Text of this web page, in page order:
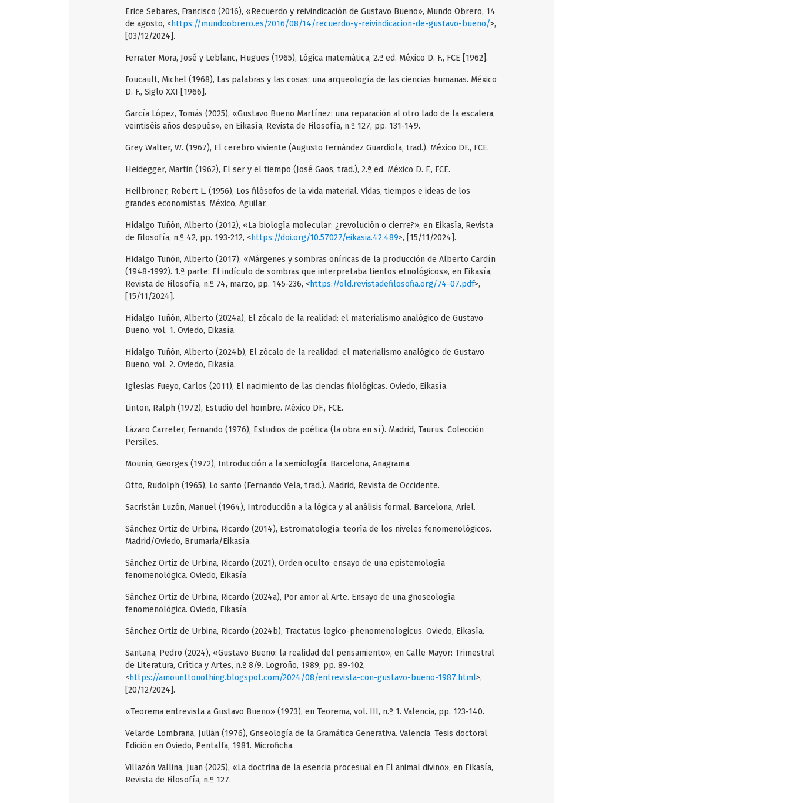
Erice Sebares, Francisco (2016), «Recuerdo y reivindicación de Gustavo Bueno», Mundo Obrero, 14
de agosto, <https://mundoobrero.es/2016/08/14/recuerdo-y-reivindicacion-de-gustavo-bueno/>,
[03/12/2024].
Ferrater Mora, José y Leblanc, Hugues (1965), Lógica matemática, 2.ª ed. México D. F., FCE [1962].
Foucault, Michel (1968), Las palabras y las cosas: una arqueología de las ciencias humanas. México
D. F., Siglo XXI [1966].
García López, Tomás (2025), «Gustavo Bueno Martínez: una reparación al otro lado de la escalera,
veintiséis años después», en Eikasía, Revista de Filosofía, n.º 127, pp. 131-149.
Grey Walter, W. (1967), El cerebro viviente (Augusto Fernández Guardiola, trad.). México DF., FCE.
Heidegger, Martin (1962), El ser y el tiempo (José Gaos, trad.), 2.ª ed. México D. F., FCE.
Heilbroner, Robert L. (1956), Los filósofos de la vida material. Vidas, tiempos e ideas de los
grandes economistas. México, Aguilar.
Hidalgo Tuñón, Alberto (2012), «La biología molecular: ¿revolución o cierre?», en Eikasía, Revista
de Filosofía, n.º 42, pp. 193-212, <https://doi.org/10.57027/eikasia.42.489>, [15/11/2024].
Hidalgo Tuñón, Alberto (2017), «Márgenes y sombras oníricas de la producción de Alberto Cardín
(1948-1992). 1.ª parte: El indículo de sombras que interpretaba tientos etnológicos», en Eikasía,
Revista de Filosofía, n.º 74, marzo, pp. 145-236, <https://old.revistadefilosofia.org/74-07.pdf>,
[15/11/2024].
Hidalgo Tuñón, Alberto (2024a), El zócalo de la realidad: el materialismo analógico de Gustavo
Bueno, vol. 1. Oviedo, Eikasía.
Hidalgo Tuñón, Alberto (2024b), El zócalo de la realidad: el materialismo analógico de Gustavo
Bueno, vol. 2. Oviedo, Eikasía.
Iglesias Fueyo, Carlos (2011), El nacimiento de las ciencias filológicas. Oviedo, Eikasía.
Linton, Ralph (1972), Estudio del hombre. México DF., FCE.
Lázaro Carreter, Fernando (1976), Estudios de poética (la obra en sí). Madrid, Taurus. Colección
Persiles.
Mounin, Georges (1972), Introducción a la semiología. Barcelona, Anagrama.
Otto, Rudolph (1965), Lo santo (Fernando Vela, trad.). Madrid, Revista de Occidente.
Sacristán Luzón, Manuel (1964), Introducción a la lógica y al análisis formal. Barcelona, Ariel.
Sánchez Ortiz de Urbina, Ricardo (2014), Estromatología: teoría de los niveles fenomenológicos.
Madrid/Oviedo, Brumaria/Eikasía.
Sánchez Ortiz de Urbina, Ricardo (2021), Orden oculto: ensayo de una epistemología
fenomenológica. Oviedo, Eikasía.
Sánchez Ortiz de Urbina, Ricardo (2024a), Por amor al Arte. Ensayo de una gnoseología
fenomenológica. Oviedo, Eikasía.
Sánchez Ortiz de Urbina, Ricardo (2024b), Tractatus logico-phenomenologicus. Oviedo, Eikasía.
Santana, Pedro (2024), «Gustavo Bueno: la realidad del pensamiento», en Calle Mayor: Trimestral
de Literatura, Crítica y Artes, n.º 8/9. Logroño, 1989, pp. 89-102,
<https://amounttonothing.blogspot.com/2024/08/entrevista-con-gustavo-bueno-1987.html>,
[20/12/2024].
«Teorema entrevista a Gustavo Bueno» (1973), en Teorema, vol. III, n.º 1. Valencia, pp. 123-140.
Velarde Lombraña, Julián (1976), Gnseología de la Gramática Generativa. Valencia. Tesis doctoral.
Edición en Oviedo, Pentalfa, 1981. Microficha.
Villazón Vallina, Juan (2025), «La doctrina de la esencia procesual en El animal divino», en Eikasía,
Revista de Filosofía, n.º 127.